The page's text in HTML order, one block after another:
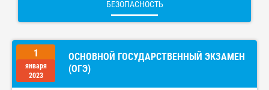
БЕЗОПАСНОСТЬ
1
января
2023
ОСНОВНОЙ ГОСУДАРСТВЕННЫЙ ЭКЗАМЕН
(ОГЭ)